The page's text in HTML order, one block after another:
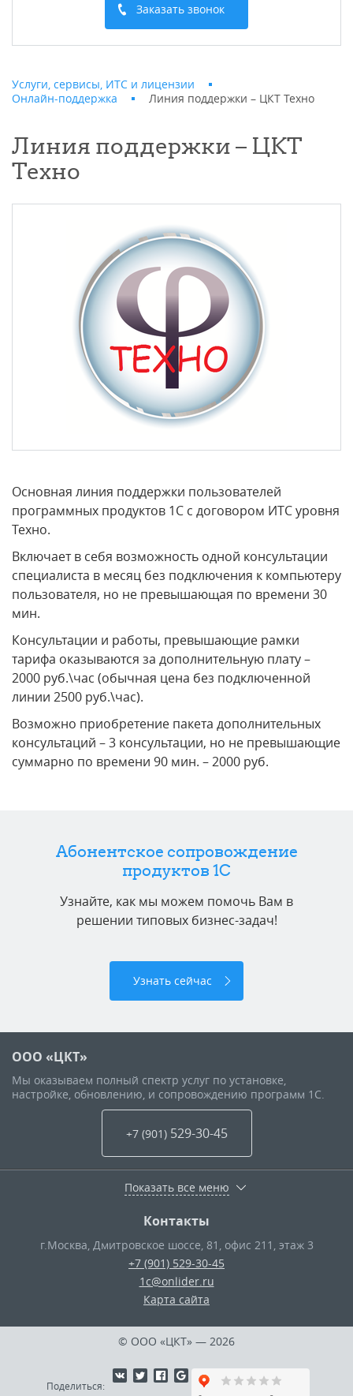
Заказать звонок
Услуги, сервисы, ИТС и лицензии
Онлайн-поддержка
Линия поддержки – ЦКТ Техно
Линия поддержки – ЦКТ
Техно
Основная линия поддержки пользователей
программных продуктов 1С с договором ИТС уровня
Техно.
Включает в себя возможность одной консультации
специалиста в месяц без подключения к компьютеру
пользователя, но не превышающая по времени 30
мин.
Консультации и работы, превышающие рамки
тарифа оказываются за дополнительную плату –
2000 руб.\час (обычная цена без подключенной
линии 2500 руб.\час).
Возможно приобретение пакета дополнительных
консультаций – 3 консультации, но не превышающие
суммарно по времени 90 мин. – 2000 руб.
Абонентское сопровождение
продуктов 1C
Узнайте, как мы можем помочь Вам в
решении типовых бизнес-задач!
Узнать сейчас
ООО «ЦКТ»
Мы оказываем полный спектр услуг по установке,
настройке, обновлению, и сопровождению программ 1С.
+7 (901) 529-30-45
Показать все меню
Контакты
г.Москва Дмитровское шоссе, 81, офис 211, этаж 3
+7 (901) 529-30-45
1c@onlider.ru
Карта сайта
© ООО «ЦКТ» — 2026
Поделиться: